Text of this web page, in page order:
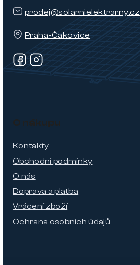
prodej@solarnielektrarny.cz
Praha-Čakovice
O nákupu
Kontakty
Obchodní podmínky
O nás
Doprava a platba
Vrácení zboží
Ochrana osobních údajů